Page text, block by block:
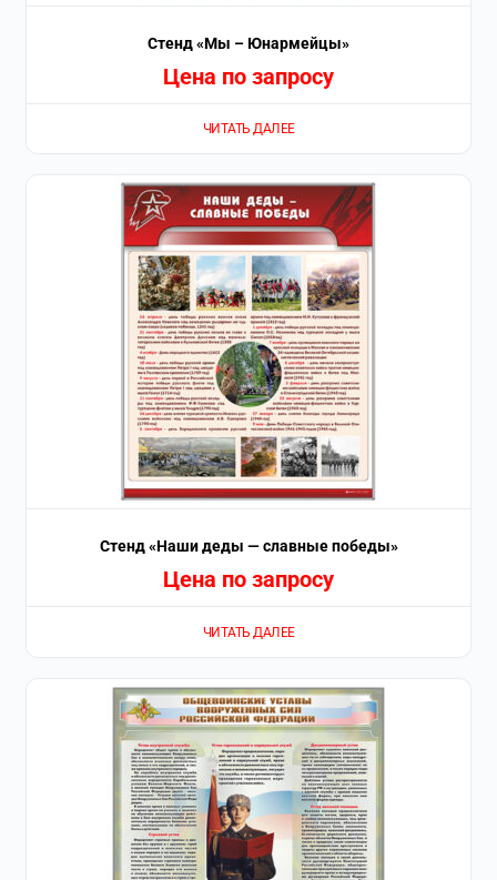
Стенд «Мы – Юнармейцы»
Цена по запросу
ЧИТАТЬ ДАЛЕЕ
Стенд «Наши деды — славные победы»
Цена по запросу
ЧИТАТЬ ДАЛЕЕ